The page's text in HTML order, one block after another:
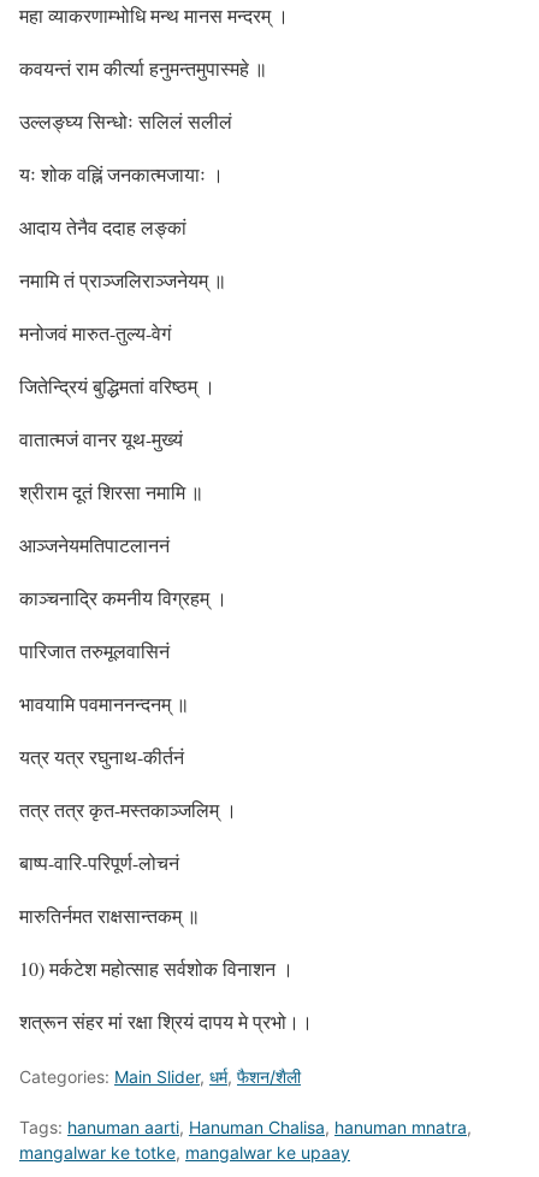
महा व्याकरणाम्भोधि मन्थ मानस मन्दरम् ।
कवयन्तं राम कीर्त्या हनुमन्तमुपास्महे ॥
उल्लङ्घ्य सिन्धोः सलिलं सलीलं
यः शोक वह्निं जनकात्मजायाः ।
आदाय तेनैव ददाह लङ्कां
नमामि तं प्राञ्जलिराञ्जनेयम् ॥
मनोजवं मारुत-तुल्य-वेगं
जितेन्द्रियं बुद्धिमतां वरिष्ठम् ।
वातात्मजं वानर यूथ-मुख्यं
श्रीराम दूतं शिरसा नमामि ॥
आञ्जनेयमतिपाटलाननं
काञ्चनाद्रि कमनीय विग्रहम् ।
पारिजात तरुमूलवासिनं
भावयामि पवमाननन्दनम् ॥
यत्र यत्र रघुनाथ-कीर्तनं
तत्र तत्र कृत-मस्तकाञ्जलिम् ।
बाष्प-वारि-परिपूर्ण-लोचनं
मारुतिर्नमत राक्षसान्तकम् ॥
10) मर्कटेश महोत्साह सर्वशोक विनाशन ।
शत्रून संहर मां रक्षा श्रियं दापय मे प्रभो।।
Categories: Main Slider, धर्म, फैशन/शैली
Tags: hanuman aarti, Hanuman Chalisa, hanuman mnatra,
mangalwar ke totke, mangalwar ke upaay